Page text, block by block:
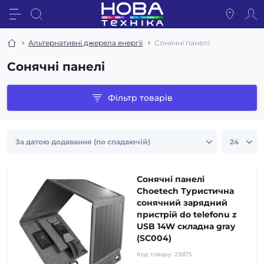
Альтернативні джерела енергії Сонячні панелі
Сонячні панелі
Фільтр товарів
Сонячні панелі
Choetech Туристична
сонячний зарядний
пристрій do telefonu z
USB 14W складна gray
(SC004)
Код товару: 23875